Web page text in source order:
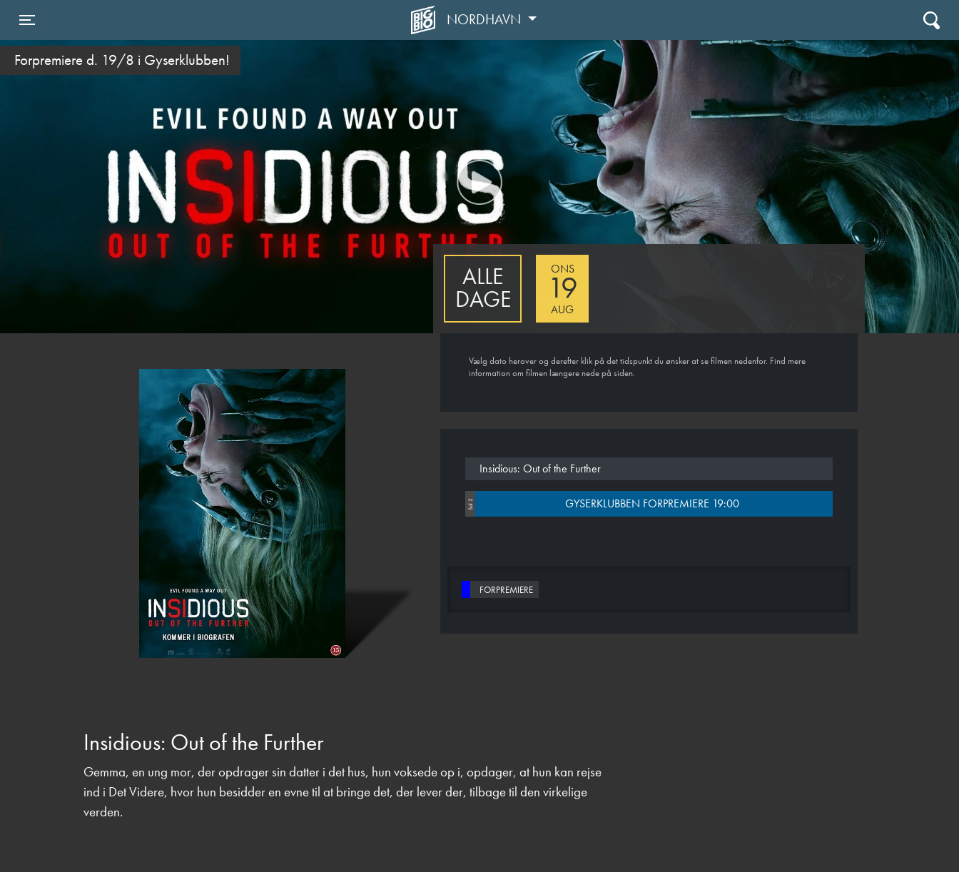
NORDHAVN
Forpremiere d. 19/8 i Gyserklubben!
ALLE
DAGE
ONS
19
AUG
Vælg dato herover og derefter klik på det tidspunkt du ønsker at se filmen nedenfor. Find mere
information om filmen længere nede på siden.
Insidious: Out of the Further
Sal 2 GYSERKLUBBEN FORPREMIERE 19:00
FORPREMIERE
Insidious: Out of the Further
Gemma, en ung mor, der opdrager sin datter i det hus, hun voksede op i, opdager, at hun kan rejse
ind i Det Videre, hvor hun besidder en evne til at bringe det, der lever der, tilbage til den virkelige
verden.